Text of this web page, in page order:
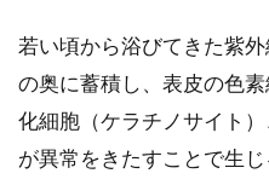
若い頃から浴びてきた紫
の奥に蓄積し、表皮の色
化細胞（ケラチノサイト
が異常をきたすことで生じ